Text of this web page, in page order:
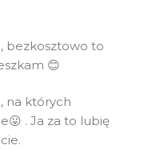
bezkosztowo to
😊
na których
. Ja za to lubię